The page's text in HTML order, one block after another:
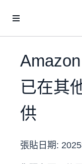
已在其
供
張貼日期: